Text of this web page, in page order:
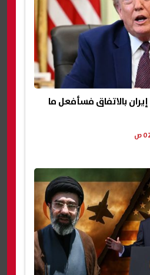
بالاتفاق فسأفعل ما